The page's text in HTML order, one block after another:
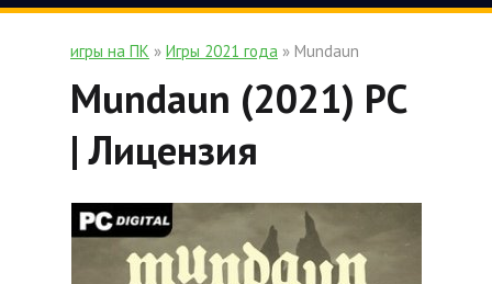
игры на ПК » Игры 2021 года » Mundaun
Mundaun (2021) PC
| Лицензия